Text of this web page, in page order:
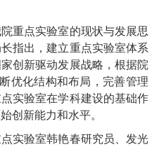
重点实验室的现状与发展思
指出，建立重点实验室体系
创新驱动发展战略，根据院
优化结构和布局，完善管理
实验室在学科建设的基础作
创新能力和水平。
实验室韩艳春研究员、发光